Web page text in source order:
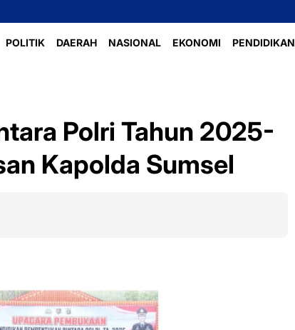
POLITIK DAERAH NASIONAL EKONOMI PENDIDIKAN
Polri Tahun 2025-
Kapolda Sumsel